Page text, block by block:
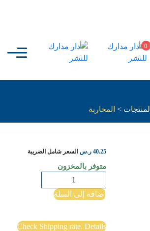
0
المنتجات > المحاربة
40.25 ر.س السعر شامل الضريبة
متوفر بالمخزون
المحاربة
إضافة إلى السلة
Check Shipping rate. Details